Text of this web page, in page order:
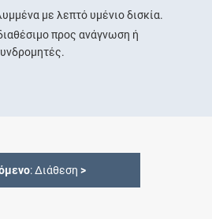
με λεπτό υμένιο δισκία.
προς ανάγνωση ή
: Διάθεση >